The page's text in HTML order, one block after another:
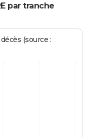
par tranche
(source :